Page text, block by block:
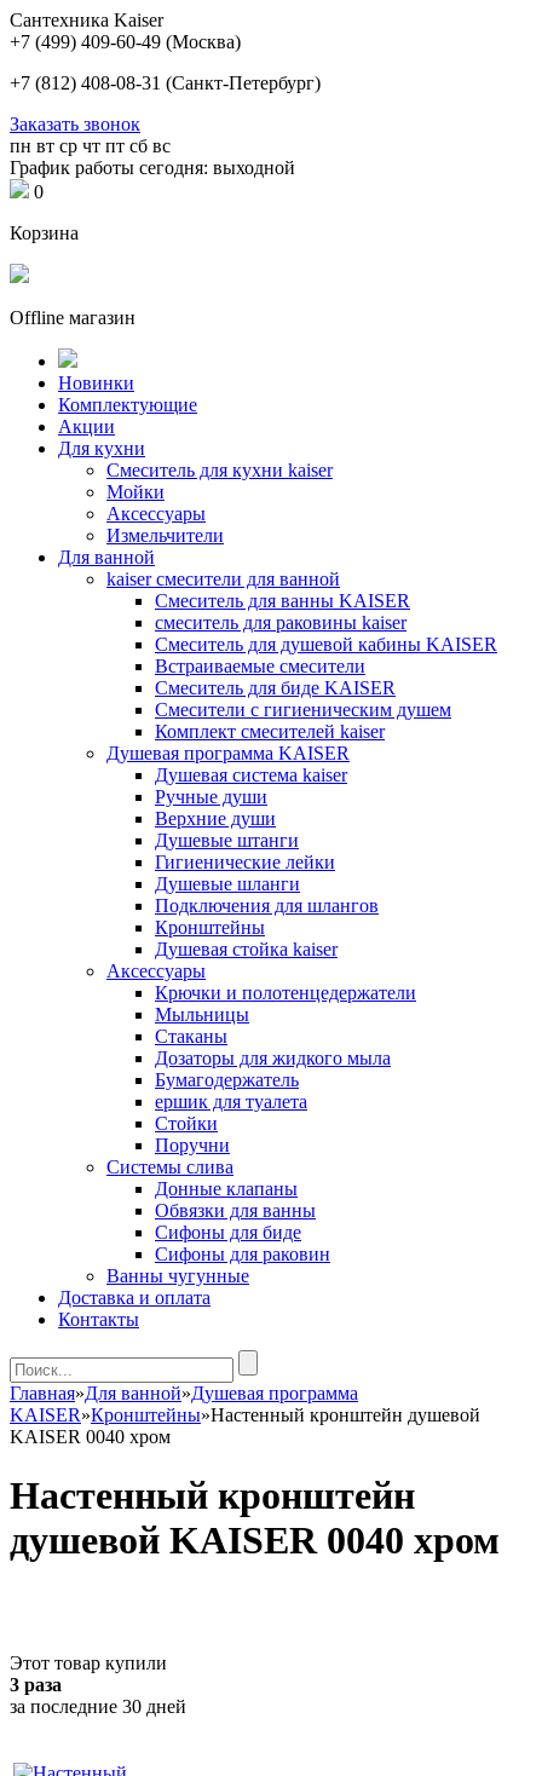
Сантехника Kaiser
+7 (499) 409-60-49 (Москва)
+7 (812) 408-08-31 (Санкт-Петербург)
Заказать звонок
пн вт ср чт пт сб вс
График работы сегодня: выходной
0
Корзина
Offline магазин
Новинки
Комплектующие
Акции
Для кухни
Cмеситель для кухни kaiser
Мойки
Аксессуары
Измельчители
Для ванной
kaiser смесители для ванной
Смеситель для ванны KAISER
смеситель для раковины kaiser
Смеситель для душевой кабины KAISER
Встраиваемые смесители
Смеситель для биде KAISER
Смесители с гигиеническим душем
Комплект смесителей kaiser
Душевая программа KAISER
Душевая система kaiser
Ручные души
Верхние души
Душевые штанги
Гигиенические лейки
Душевые шланги
Подключения для шлангов
Кронштейны
Душевая стойка kaiser
Аксессуары
Крючки и полотенцедержатели
Мыльницы
Стаканы
Дозаторы для жидкого мыла
Бумагодержатель
ершик для туалета
Стойки
Поручни
Системы слива
Донные клапаны
Обвязки для ванны
Сифоны для биде
Сифоны для раковин
Ванны чугунные
Доставка и оплата
Контакты
Главная»Для ванной»Душевая программа
KAISER»Кронштейны»Настенный кронштейн душевой
KAISER 0040 хром
Настенный кронштейн
душевой KAISER 0040 хром
Этот товар купили
3 раза
за последние 30 дней